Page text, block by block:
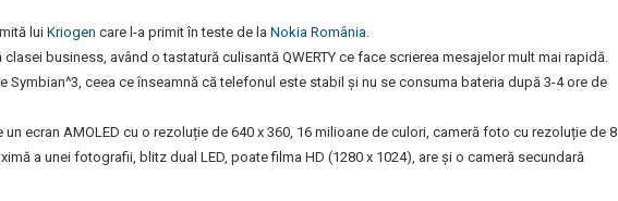
lui Kriogen care l-a primit în teste de la Nokia România.
business, având o tastatură culisantă QWERTY ce face scrierea mesajelor mult mai rapidă.
Symbian^3, ceea ce înseamnă că telefonul este stabil și nu se consuma bateria după 3-4 ore de
un ecran AMOLED cu o rezoluție de 640 x 360, 16 milioane de culori, cameră foto cu rezoluție de 8
a unei fotografii, blitz dual LED, poate filma HD (1280 x 1024), are și o cameră secundară